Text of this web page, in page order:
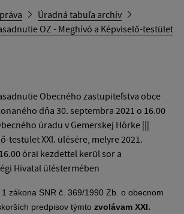
Úradná tabuľa archív
OZ - Meghívó a Képviselő-testület
Obecného zastupiteľstva obce
dňa 30. septembra 2021 o 16.00
úradu v Gemerskej Hôrke |||
testület XXI. ülésére, melyre 2021.
órai kezdettel kerül sor a
Hivatal üléstermében
zákona SNR č. 369/1990 Zb. o obecnom
predpisov týmto zvolávam XXI.